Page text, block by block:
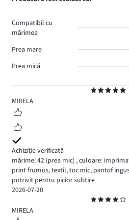
5
MIRELA
Achiziție verificată
mărime: 42 (prea mic) ,culoare:
print frumos, textil, toc mic, pantof
potrivit pentru picior subtire
2026-07-20
4
MIRELA
Compatibil cu
mărimea
Prea mare
Prea mică